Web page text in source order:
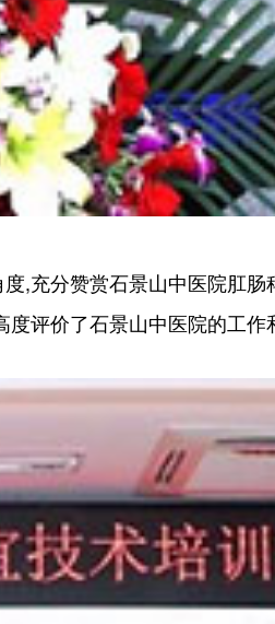
,充分赞赏石景山中医院肛
评价了石景山中医院的工